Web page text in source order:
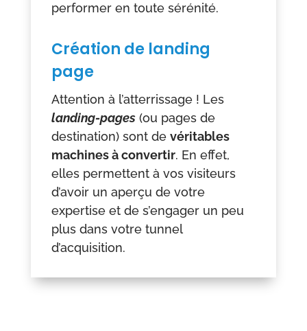
performer en toute sérénité.
Création de landing
page
Attention à l’atterrissage ! Les
landing-pages(ou pages de
destination) sont de véritables
machines à convertir. En effet,
elles permettent à vos visiteurs
d’avoir un aperçu de votre
expertise et de s’engager un peu
plus dans votre tunnel
d’acquisition.